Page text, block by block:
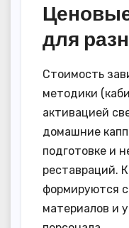
для
Стоимость
методики
активацией
домашние
подготовке и
реставраций.
формируются
материалов и